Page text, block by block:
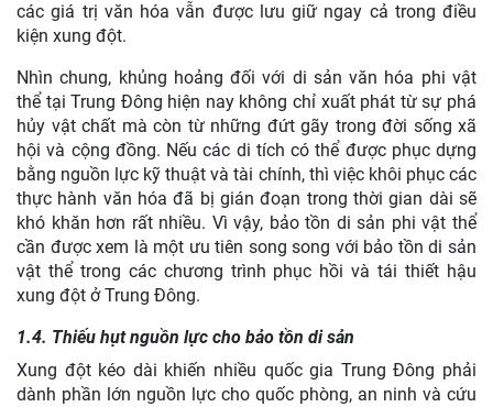
các giá trị văn hóa vẫn được lưu giữ ngay cả trong điều
kiện xung đột.
Nhìn chung, khủng hoảng đối với di sản văn hóa phi vật
thể tại Trung Đông hiện nay không chỉ xuất phát từ sự phá
hủy vật chất mà còn từ những đứt gãy trong đời sống xã
hội và cộng đồng. Nếu các di tích có thể được phục dựng
bằng nguồn lực kỹ thuật và tài chính, thì việc khôi phục các
thực hành văn hóa đã bị gián đoạn trong thời gian dài sẽ
khó khăn hơn rất nhiều. Vì vậy, bảo tồn di sản phi vật thể
cần được xem là một ưu tiên song song với bảo tồn di sản
vật thể trong các chương trình phục hồi và tái thiết hậu
xung đột ở Trung Đông.
1.4. Thiếu hụt nguồn lực cho bảo tồn di sản
Xung đột kéo dài khiến nhiều quốc gia Trung Đông phải
dành phần lớn nguồn lực cho quốc phòng, an ninh và cứu